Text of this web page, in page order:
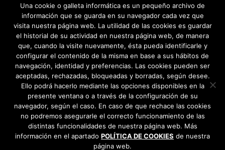
Una cookie o galleta informática es un pequeño archivo de
información que se guarda en su navegador cada vez que
visita nuestra página web. La utilidad de las cookies es guardar
el historial de su actividad en nuestra página web, de manera
que, cuando la visite nuevamente, ésta pueda identificarle y
configurar el contenido de la misma en base a sus hábitos de
navegación, identidad y preferencias. Las cookies pueden ser
aceptadas, rechazadas, bloqueadas y borradas, según desee.
Ello podrá hacerlo mediante las opciones disponibles en la
presente ventana o a través de la configuración de su
navegador, según el caso. En caso de que rechace las cookies
no podremos asegurarle el correcto funcionamiento de las
distintas funcionalidades de nuestra página web. Más
información en el apartado POLÍTICA DE COOKIES de nuestra
página web.